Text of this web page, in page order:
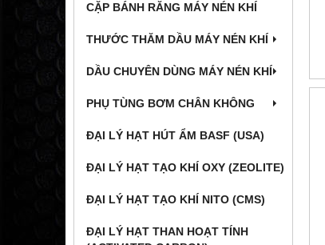
CẶP BÁNH RĂNG MÁY NÉN KHÍ
THƯỚC THĂM DẦU MÁY NÉN KHÍ
DẦU CHUYÊN DÙNG MÁY NÉN KHÍ
PHỤ TÙNG BƠM CHÂN KHÔNG
ĐẠI LÝ HẠT HÚT ẨM BASF (USA)
ĐẠI LÝ HẠT TẠO KHÍ OXY (ZEOLITE)
ĐẠI LÝ HẠT TẠO KHÍ NITO (CMS)
ĐẠI LÝ HẠT THAN HOẠT TÍNH